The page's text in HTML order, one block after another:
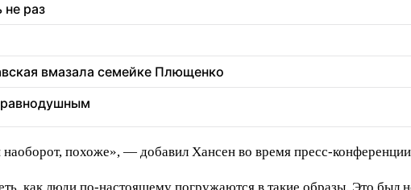
не раз
вмазала семейке Плющенко
равнодушным
похоже», — добавил Хансен во время пресс-конференции